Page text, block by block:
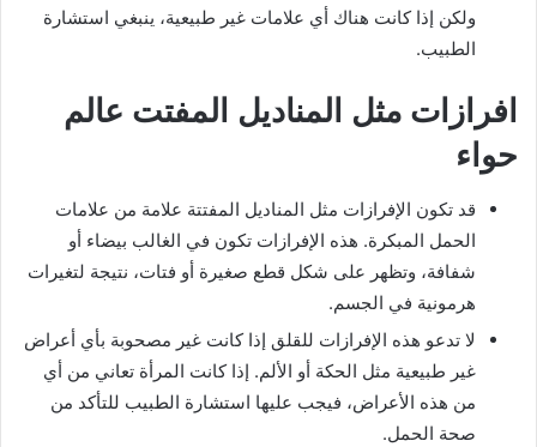
ولكن إذا كانت هناك أي علامات غير طبيعية، ينبغي استشارة
الطبيب.
افرازات مثل المناديل المفتت عالم
حواء
قد تكون الإفرازات مثل المناديل المفتتة علامة من علامات
الحمل المبكرة. هذه الإفرازات تكون في الغالب بيضاء أو
شفافة، وتظهر على شكل قطع صغيرة أو فتات، نتيجة لتغيرات
هرمونية في الجسم.
لا تدعو هذه الإفرازات للقلق إذا كانت غير مصحوبة بأي أعراض
غير طبيعية مثل الحكة أو الألم. إذا كانت المرأة تعاني من أي
من هذه الأعراض، فيجب عليها استشارة الطبيب للتأكد من
صحة الحمل.